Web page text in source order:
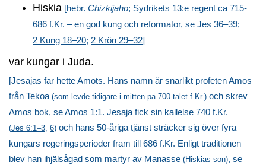
Hiskia [hebr. Chizkijaho; Sydrikets 13:e regent ca 715-
686 f.Kr. – en god kung och reformator, se Jes 36–39;
2 Kung 18–20; 2 Krön 29–32]
var kungar i Juda.
[Jesajas far hette Amots. Hans namn är snarlikt profeten Amos
från Tekoa(som levde tidigare i mitten på 700-talet f.Kr.) och skrev
Amos bok, seAmos 1:1. Jesaja fick sin kallelse 740 f.Kr.
(Jes 6:1–3, 6) och hans 50-åriga tjänst sträcker sig över fyra
kungars regeringsperioder fram till 686 f.Kr. Enligt traditionen
blev han ihjälsågad som martyr av Manasse (Hiskias son), se